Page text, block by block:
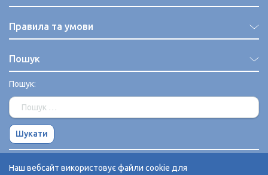
Правила та умови
Пошук
Пошук:
© 2026 Волонтерська Спілка ПОРУЧ
Наш вебсайт використовує файли cookie для